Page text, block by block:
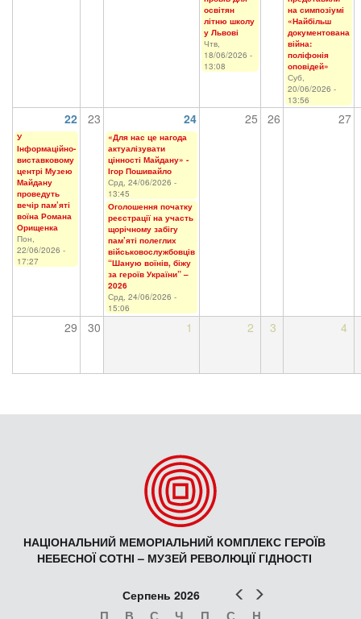
освітян
літню школу
у Львові
Чтв,
18/06/2026 -
13:08
на симпозіумі
«Найбільш
документована
війна:
поліфонія
оповідей»
Суб,
20/06/2026 -
13:56
22 23 24 25 26 27
У
Інформаційно-
виставковому
центрі Музею
Майдану
проведуть
вечір пам’яті
воїна Романа
Орищенка
Пон,
22/06/2026 -
17:27
«Для нас це нагода
актуалізувати
цінності Майдану» -
Ігор Пошивайло
Срд, 24/06/2026 -
13:45
Оголошення початку
реєстрації на участь
щорічному забігу
пам’яті полеглих
військовослужбовців
“Шаную воїнів, біжу
за героїв України” –
2026
Срд, 24/06/2026 -
15:06
29 30 1 2 3 4
НАЦІОНАЛЬНИЙ МЕМОРІАЛЬНИЙ КОМПЛЕКС ГЕРОЇВ
НЕБЕСНОЇ СОТНІ – МУЗЕЙ РЕВОЛЮЦІЇ ГІДНОСТІ
Попер
Серпень 2026